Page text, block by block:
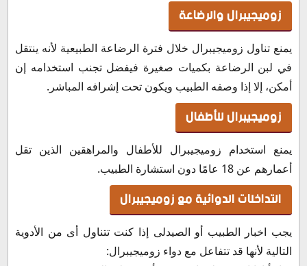
زوميجيبرال والرضاعة
يمنع تناول زوميجيبرال خلال فترة الرضاعة الطبيعية لأنه ينتقل
في لبن الرضاعة بكميات صغيرة فيفضل تجنب استخدامه إن
أمكن، إلا إذا وصفه الطبيب ويكون تحت إشرافه المباشر.
زوميجيبرال للأطفال
يمنع استخدام زوميجيبرال للأطفال والمراهقين الذين تقل
أعمارهم عن 18 عامًا دون استشارة الطبيب.
التداخلات الدوائية مع زوميجيبرال
يجب اخبار الطبيب أو الصيدلى إذا كنت تتناول أى من الأدوية
التالية لأنها قد تتفاعل مع دواء زوميجيبرال: